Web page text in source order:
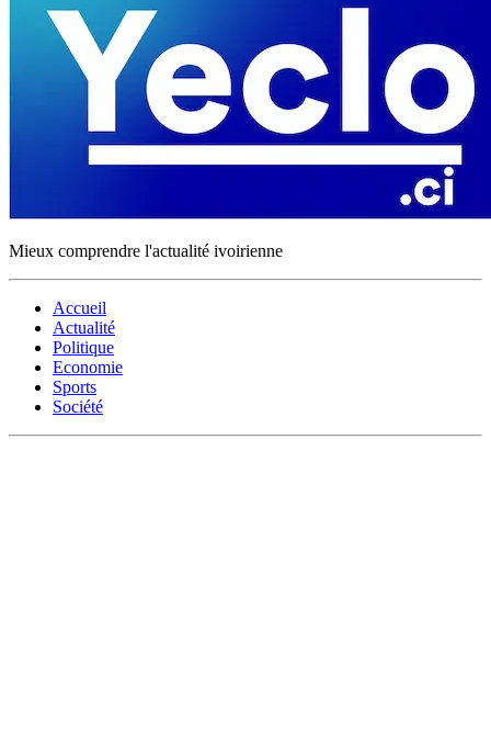
Mieux comprendre l'actualité ivoirienne
Accueil
Actualité
Politique
Economie
Sports
Société